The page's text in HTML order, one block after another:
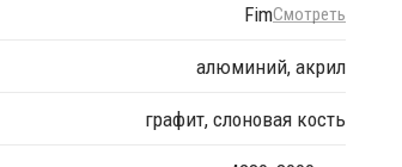
FimСмотреть
алюминий, акрил
графит, слоновая кость